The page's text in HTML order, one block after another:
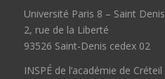
Université Paris 8 – Saint Denis
2, rue de la Liberté
93526 Saint-Denis cedex 02
INSPÉ de l’académie de Créteil